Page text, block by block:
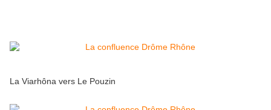
La Viarhôna vers Le Pouzin